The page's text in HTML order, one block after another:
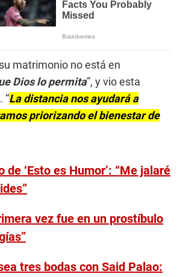
matrimonio no está en
Dios lo permita”, y vio esta
“La distancia nos ayudará a
priorizando el bienestar de
‘Esto es Humor’: “Me jalaré
vez fue en un prostíbulo
tres bodas con Said Palao: